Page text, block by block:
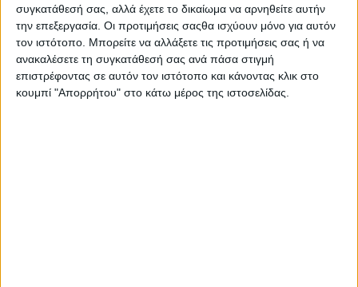
συγκατάθεσή σας, αλλά έχετε το δικαίωμα να αρνηθείτε αυτήν
την επεξεργασία. Οι προτιμήσεις σαςθα ισχύουν μόνο για αυτόν
τον ιστότοπο. Μπορείτε να αλλάξετε τις προτιμήσεις σας ή να
ανακαλέσετε τη συγκατάθεσή σας ανά πάσα στιγμή
επιστρέφοντας σε αυτόν τον ιστότοπο και κάνοντας κλικ στο
κουμπί "Απορρήτου" στο κάτω μέρος της ιστοσελίδας.
διατροφή & lifestyle
Κεφάλαιο
“Διατροφικά trends”:
17 ΑΠΡ